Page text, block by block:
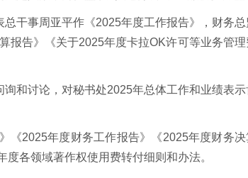
干事周亚平作《2025年度工作报告》，财务
报告》《关于2025年度卡拉OK许可等业务管
和讨论，对秘书处2025年总体工作和业绩表
《2025年度财务工作报告》《2025年度财务
各领域著作权使用费转付细则和办法。